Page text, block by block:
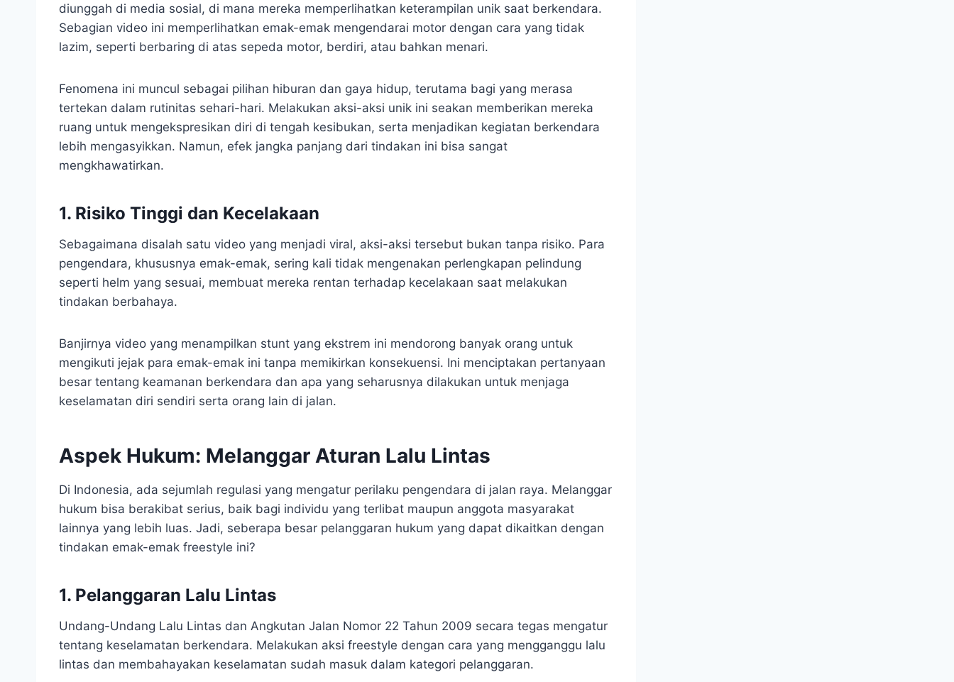
diunggah di media sosial, di mana mereka memperlihatkan keterampilan unik saat berkendara.
Sebagian video ini memperlihatkan emak-emak mengendarai motor dengan cara yang tidak
lazim, seperti berbaring di atas sepeda motor, berdiri, atau bahkan menari.
Fenomena ini muncul sebagai pilihan hiburan dan gaya hidup, terutama bagi yang merasa
tertekan dalam rutinitas sehari-hari. Melakukan aksi-aksi unik ini seakan memberikan mereka
ruang untuk mengekspresikan diri di tengah kesibukan, serta menjadikan kegiatan berkendara
lebih mengasyikkan. Namun, efek jangka panjang dari tindakan ini bisa sangat
mengkhawatirkan.
1. Risiko Tinggi dan Kecelakaan
Sebagaimana disalah satu video yang menjadi viral, aksi-aksi tersebut bukan tanpa risiko. Para
pengendara, khususnya emak-emak, sering kali tidak mengenakan perlengkapan pelindung
seperti helm yang sesuai, membuat mereka rentan terhadap kecelakaan saat melakukan
tindakan berbahaya.
Banjirnya video yang menampilkan stunt yang ekstrem ini mendorong banyak orang untuk
mengikuti jejak para emak-emak ini tanpa memikirkan konsekuensi. Ini menciptakan pertanyaan
besar tentang keamanan berkendara dan apa yang seharusnya dilakukan untuk menjaga
keselamatan diri sendiri serta orang lain di jalan.
Aspek Hukum: Melanggar Aturan Lalu Lintas
Di Indonesia, ada sejumlah regulasi yang mengatur perilaku pengendara di jalan raya. Melanggar
hukum bisa berakibat serius, baik bagi individu yang terlibat maupun anggota masyarakat
lainnya yang lebih luas. Jadi, seberapa besar pelanggaran hukum yang dapat dikaitkan dengan
tindakan emak-emak freestyle ini?
1. Pelanggaran Lalu Lintas
Undang-Undang Lalu Lintas dan Angkutan Jalan Nomor 22 Tahun 2009 secara tegas mengatur
tentang keselamatan berkendara. Melakukan aksi freestyle dengan cara yang mengganggu lalu
lintas dan membahayakan keselamatan sudah masuk dalam kategori pelanggaran.